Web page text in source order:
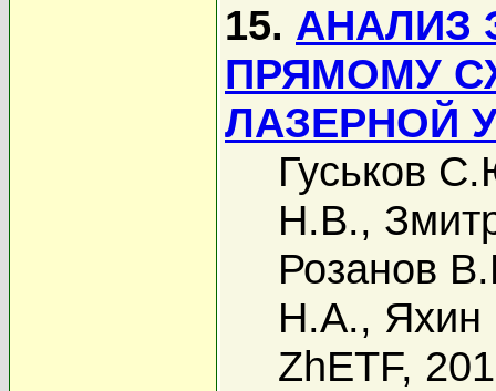
15. АНАЛИЗ
ПРЯМОМУ
ЛАЗЕРНОЙ
Гуськов
Н.В.,
Розанов
Н.А., Яхин
ZhETF,